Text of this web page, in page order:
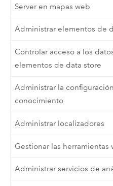
Server en mapas web
Administrar elementos de
Controlar acceso a los
elementos de data store
Administrar la
conocimiento
Administrar localizadores
Gestionar las herramientas
Administrar servicios de